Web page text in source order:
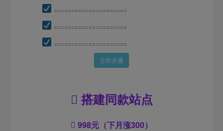
=====================
=====================
=====================
立即开通
搭建同款站点
998元（下月涨300）